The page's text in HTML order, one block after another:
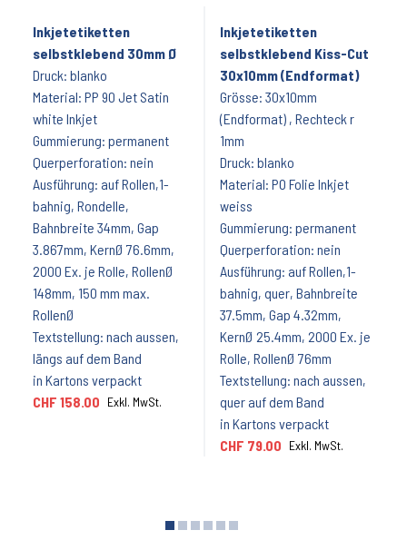
Inkjetetiketten
selbstklebend 30mm Ø
Druck: blanko
Material: PP 90 Jet Satin
white Inkjet
Gummierung: permanent
Querperforation: nein
Ausführung: auf Rollen,1-
bahnig, Rondelle,
Bahnbreite 34mm, Gap
3.867mm, KernØ 76.6mm,
2000 Ex. je Rolle, RollenØ
148mm, 150 mm max.
RollenØ
Textstellung: nach aussen,
längs auf dem Band
in Kartons verpackt
CHF 158.00 Exkl. MwSt.
Inkjetetiketten
selbstklebend Kiss-Cut
30x10mm (Endformat)
Grösse: 30x10mm
(Endformat) , Rechteck r
1mm
Druck: blanko
Material: PO Folie Inkjet
weiss
Gummierung: permanent
Querperforation: nein
Ausführung: auf Rollen,1-
bahnig, quer, Bahnbreite
37.5mm, Gap 4.32mm,
KernØ 25.4mm, 2000 Ex. je
Rolle, RollenØ 76mm
Textstellung: nach aussen,
quer auf dem Band
in Kartons verpackt
CHF 79.00 Exkl. MwSt.
ViewViewViewView
ViewView